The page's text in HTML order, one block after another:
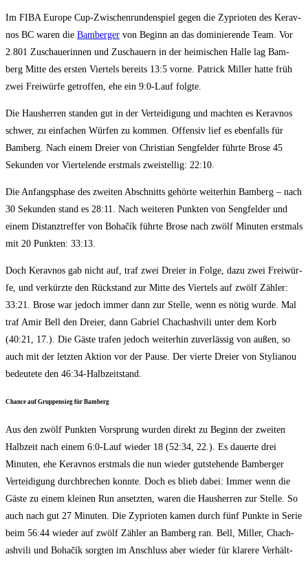
Im FIBA Euro­pe Cup-Zwi­schen­run­den­spiel gegen die Zyprio­ten des Kerav­
nos BC waren die Bam­ber­ger von Beginn an das domi­nie­ren­de Team. Vor
2.801 Zuschaue­rin­nen und Zuschau­ern in der hei­mi­schen Hal­le lag Bam­
berg Mit­te des ers­ten Vier­tels bereits 13:5 vor­ne. Patrick Mil­ler hat­te früh
zwei Frei­wür­fe getrof­fen, ehe ein 9:0‑Lauf folgte.
Die Haus­her­ren stan­den gut in der Ver­tei­di­gung und mach­ten es Kerav­nos
schwer, zu ein­fa­chen Wür­fen zu kom­men. Offen­siv lief es eben­falls für
Bam­berg. Nach einem Drei­er von Chris­ti­an Seng­fel­der führ­te Bro­se 45
Sekun­den vor Vier­tel­en­de erst­mals zwei­stel­lig: 22:10.
Die Anfangs­pha­se des zwei­ten Abschnitts gehör­te wei­ter­hin Bam­berg – nach
30 Sekun­den stand es 28:11. Nach wei­te­ren Punk­ten von Seng­fel­der und
einem Distanz­tref­fer von Bohačík führ­te Bro­se nach zwölf Minu­ten erst­mals
mit 20 Punk­ten: 33:13.
Doch Kerav­nos gab nicht auf, traf zwei Drei­er in Fol­ge, dazu zwei Frei­wür­
fe, und ver­kürz­te den Rück­stand zur Mit­te des Vier­tels auf zwölf Zäh­ler:
33:21. Bro­se war jedoch immer dann zur Stel­le, wenn es nötig wur­de. Mal
traf Amir Bell den Drei­er, dann Gabri­el Chach­ash­vi­li unter dem Korb
(40:21, 17.). Die Gäs­te tra­fen jedoch wei­ter­hin zuver­läs­sig von außen, so
auch mit der letz­ten Akti­on vor der Pau­se. Der vier­te Drei­er von Sty­lia­nou
bedeu­te­te den 46:34-Halbzeitstand.
Chan­ce auf Grup­pen­sieg für Bamberg
Aus den zwölf Punk­ten Vor­sprung wur­den direkt zu Beginn der zwei­ten
Halb­zeit nach einem 6:0‑Lauf wie­der 18 (52:34, 22.). Es dau­er­te drei
Minu­ten, ehe Kerav­nos erst­mals die nun wie­der gut­ste­hen­de Bam­ber­ger
Ver­tei­di­gung durch­bre­chen konn­te. Doch es blieb dabei: Immer wenn die
Gäs­te zu einem klei­nen Run ansetz­ten, waren die Haus­her­ren zur Stel­le. So
auch nach gut 27 Minu­ten. Die Zyprio­ten kamen durch fünf Punk­te in Serie
beim 56:44 wie­der auf zwölf Zäh­ler an Bam­berg ran. Bell, Mil­ler, Chach­
ash­vi­li und Bohačík sorg­ten im Anschluss aber wie­der für kla­re­re Ver­hält­